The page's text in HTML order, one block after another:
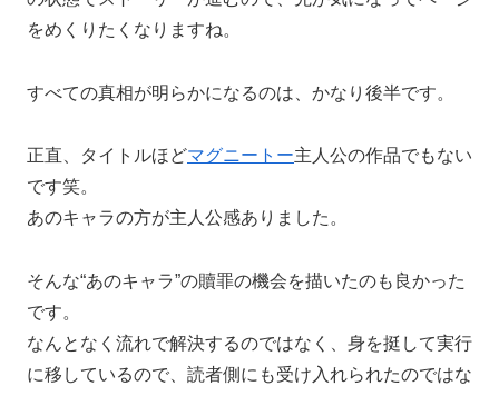
をめくりたくなりますね。
すべての真相が明らかになるのは、かなり後半です。
正直、タイトルほどマグニートー主人公の作品でもない
です笑。
あのキャラの方が主人公感ありました。
そんな“あのキャラ”の贖罪の機会を描いたのも良かった
です。
なんとなく流れで解決するのではなく、身を挺して実行
に移しているので、読者側にも受け入れられたのではな